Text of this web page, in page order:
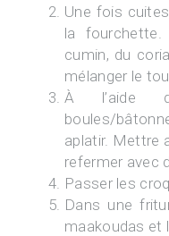
Une fois
la
cumin, du
mélanger le
À l’aide
boules/
aplatir. Mettre
refermer avec
Passer les
Dans une
maakoudas et